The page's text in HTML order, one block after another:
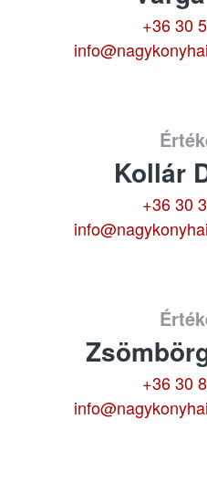
+36 30
Kollár
+36 30
+36 30